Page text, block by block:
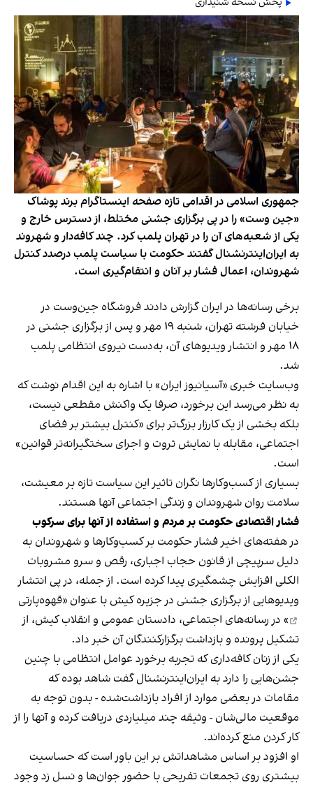
جمهوری اسلامی در اقدامی تازه صفحه اینستاگرام برند پوشاک
«جین وست» را در پی برگزاری جشنی مختلط، از دسترس خارج و
یکی از شعبه‌های آن را در تهران پلمب کرد. چند کافه‌‌دار و شهروند
به ایران‌اینترنشنال گفتند حکومت با سیاست پلمب درصدد کنترل
شهروندان، اعمال فشار بر آنان و انتقام‌گیری است.
برخی رسانه‌ها در ایران گزارش دادند فروشگاه جین‌وست در
خیابان فرشته تهران، شنبه ۱۹ مهر و پس از برگزاری جشنی در
۱۸ مهر و انتشار ویدیوهای آن، به‌دست نیروی انتظامی پلمب
شد.
وب‌سایت خبری «آسیانیوز ایران» با اشاره به این اقدام نوشت که
به نظر می‌رسد این برخورد، صرفا یک واکنش مقطعی نیست،
بلکه بخشی از یک کارزار بزرگ‌تر برای «کنترل بیشتر بر فضای
اجتماعی، مقابله با نمایش ثروت و اجرای سختگیرانه‌تر قوانین»
است.
بسیاری از کسب‌وکارها نگران تاثیر این سیاست‌ تازه بر معیشت،
سلامت روان شهروندان و زندگی اجتماعی آنها هستند.
فشار اقتصادی حکومت بر مردم و استفاده از آنها برای سرکوب
در هفته‌های اخیر فشار حکومت بر کسب‌وکارها و شهروندان به
دلیل سرپیچی از قانون حجاب اجباری، رقص و سرو مشروبات
الکلی افزایش چشمگیری پیدا کرده است. از جمله، در پی انتشار
ویدیوهایی از برگزاری جشنی در جزیره کیش با عنوان «قهوه‌پارتی
» در رسانه‌های اجتماعی، دادستان عمومی و انقلاب کیش، از
تشکیل پرونده و بازداشت برگزارکنندگان آن خبر داد.
یکی از زنان کافه‌داری که تجربه برخورد عوامل انتظامی با چنین
جشن‌هایی را دارد به ایران‌اینترنشنال گفت شاهد بوده که
مقامات در بعضی موارد از افراد بازداشت‌‌شده - بدون توجه به
موقعیت مالی‌شان - وثیقه چند میلیاردی دریافت کرده و آنها را از
کار کردن منع کرده‌اند.
او افزود بر اساس مشاهداتش بر این باور است که حساسیت
بیشتری روی تجمعات تفریحی با حضور جوان‌ها و نسل زد وجود